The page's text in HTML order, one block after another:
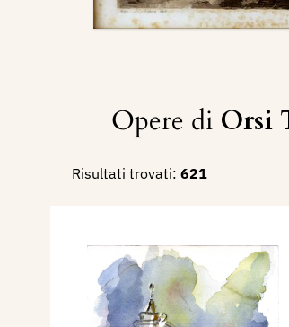
Opere di Orsi
Risultati trovati: 621